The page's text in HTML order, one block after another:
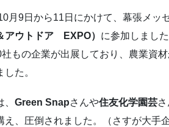
月9日から11日にかけて、幕張メッ
アウトドア EXPO） に参加しまし
もの企業が出展しており、農業資
した。
Green Snapさんや住友化学園芸
え、圧倒されました。（さすが大手